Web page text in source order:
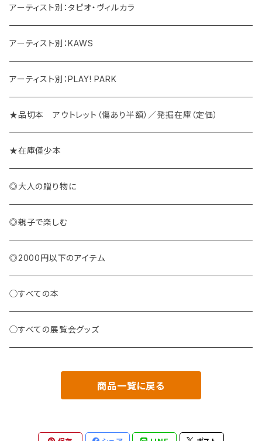
アーティスト別：タピオ・ヴィルカラ
アーティスト別：KAWS
アーティスト別：PLAY! PARK
★品切本 アウトレット（傷あり半額）／発掘在庫（定価）
★在庫僅少本
◎大人の贈り物に
◎親子で楽しむ
◎2000円以下のアイテム
◯すべての本
◯すべての展覧会グッズ
商品一覧に戻る